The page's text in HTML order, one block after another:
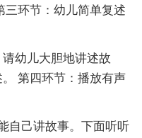
三环节：幼儿简单复述
幼儿大胆地讲述故
第四环节：播放有声
自己讲故事。下面听听